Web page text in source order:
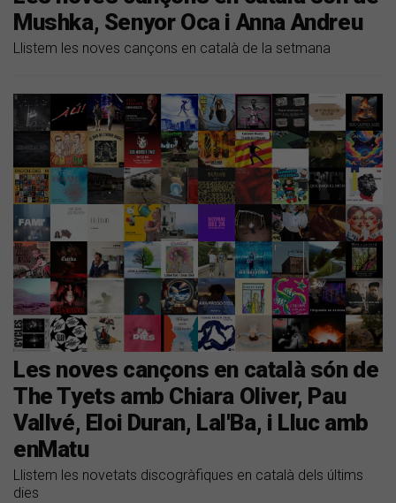
Mushka, Senyor Oca i Anna Andreu
Llistem les noves cançons en català de la setmana
Les noves cançons en català són de
The Tyets amb Chiara Oliver, Pau
Vallvé, Eloi Duran, Lal'Ba, i Lluc amb
enMatu
Llistem les novetats discogràfiques en català dels últims
dies